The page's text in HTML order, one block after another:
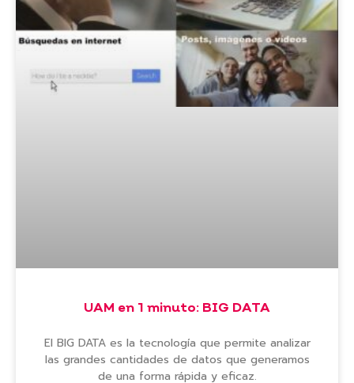
UAM en 1 minuto: BIG DATA
El BIG DATA es la tecnología que permite analizar
las grandes cantidades de datos que generamos
de una forma rápida y eficaz.